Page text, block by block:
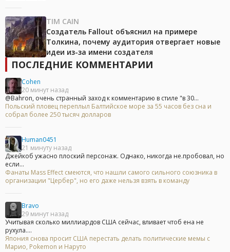
TIM CAIN
Создатель Fallout объяснил на примере
Толкина, почему аудитория отвергает новые
идеи из-за имени создателя
ПОСЛЕДНИЕ КОММЕНТАРИИ
Cohen
20 минут назад
@Bahron, очень странный заход к комментарию в стиле "в 30...
Польский пловец переплыл Балтийское море за 55 часов без сна и
собрал более 250 тысяч долларов
Human0451
21 минуту назад
Джейкоб ужасно плоский персонаж. Однако, никогда не.пробовал, но
если...
Фанаты Mass Effect смеются, что нашли самого сильного союзника в
организации "Цербер", но его даже нельзя взять в команду
Bravo
29 минут назад
Учитывая сколько миллиардов США сейчас, вливает чтоб ена не
рухула....
Япония снова просит США перестать делать политические мемы с
Марио, Pokemon и Наруто